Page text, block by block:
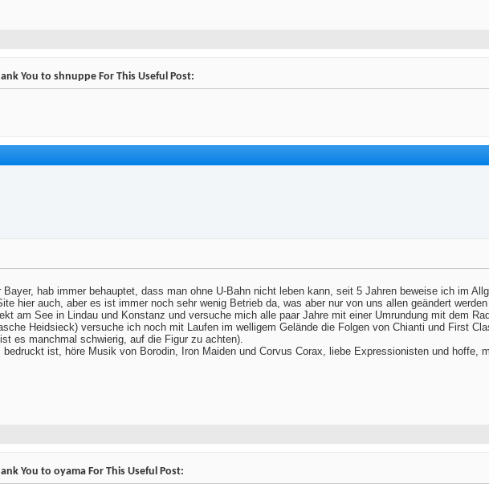
You to shnuppe For This Useful Post:
hab immer behauptet, dass man ohne U-Bahn nicht leben kann, seit 5 Jahren beweise ich im
hier auch, aber es ist immer noch sehr wenig Betrieb da, was aber nur von uns allen geändert
am See in Lindau und Konstanz und versuche mich alle paar Jahre mit einer Umrundung mit dem
Heidsieck) versuche ich noch mit Laufen im welligem Gelände die Folgen von Chianti und First
es manchmal schwierig, auf die Figur zu achten).
ist, höre Musik von Borodin, Iron Maiden und Corvus Corax, liebe Expressionisten und hoffe,
You to oyama For This Useful Post: